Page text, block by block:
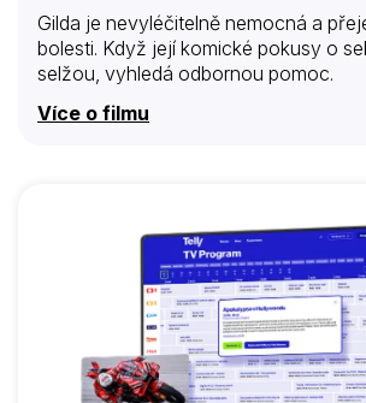
Gilda je nevyléčitelně nemocná a
bolesti. Když její komické pokusy o
selžou, vyhledá odbornou pomoc.
Více o filmu